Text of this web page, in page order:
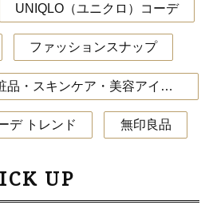
UNIQLO（ユニクロ）コーデ
ファッションスナップ
40代におすすめの化粧品・スキンケア・美容アイテム
デ トレンド 無印良品
UP